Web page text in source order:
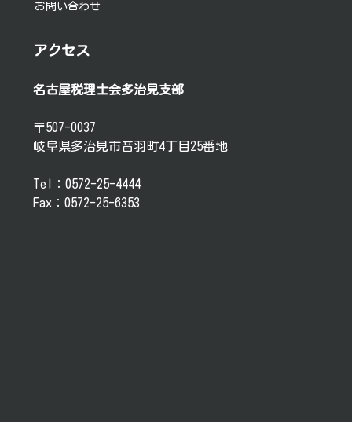
お問い合わせ
アクセス
名古屋税理士会多治見支部
〒507-0037
岐阜県多治見市音羽町4丁目25番地
Tel：0572-25-4444
Fax：0572-25-6353